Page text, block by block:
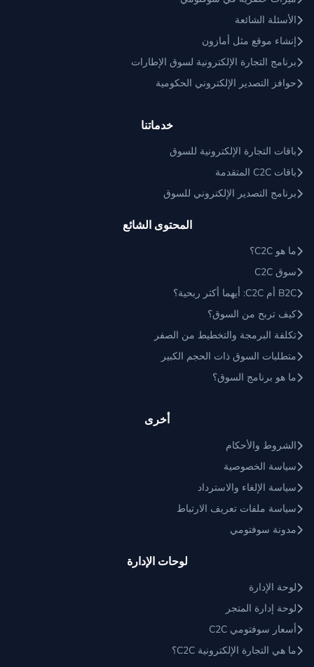
الأسئلة الشائعة
إنشاء موقع مثل أمازون
برنامج التجارة الإلكترونية لسوق الإطارات
حوافز التصدير الإلكتروني الحكومية
خدماتنا
باقات التجارة الإلكترونية للسوق
باقات C2C المتقدمة
برنامج التصدير الإلكتروني للسوق
المحتوى الشائع
ما هو C2C؟
سوق C2C
B2C أم C2C: أيهما أكثر ربحية؟
كيف تربح من السوق؟
تكلفة البرمجة والتخطيط من الصفر
متطلبات السوق ذات الحجم الكبير
ما هو برنامج السوق؟
أخرى
الشروط والأحكام
سياسة الخصوصية
سياسة الإلغاء والاسترداد
سياسة ملفات تعريف الارتباط
مدونة سوفتومي
لوحات الإدارة
لوحة الإدارة
لوحة إدارة المتجر
أسعار سوفتومي C2C
ما هي التجارة الإلكترونية C2C؟